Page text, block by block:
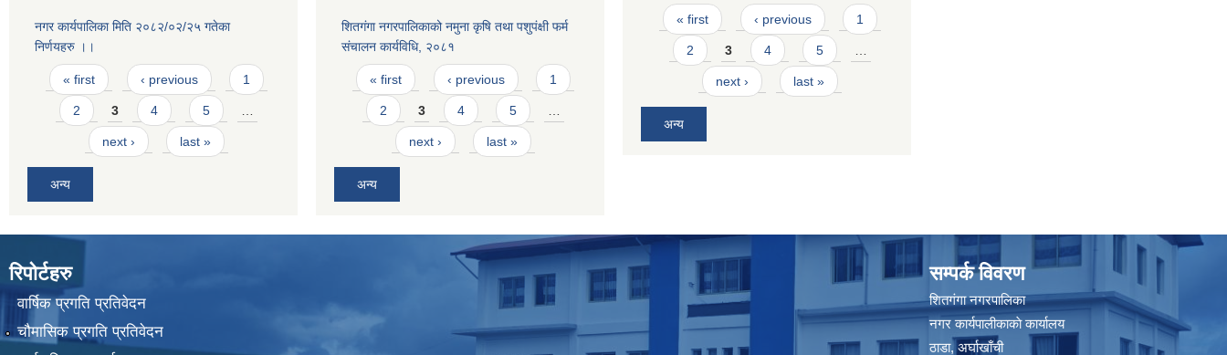
नगर कार्यपालिका मिति २०८२/०२/२५ गतेका
निर्णयहरु ।।
Pages
« first ‹ previous 1
2 3 4 5
next › last »
अन्य
शितगंगा नगरपालिकाको नमुना कृषि तथा पशुपंक्षी फर्म
संचालन कार्यविधि, २०८१
Pages
« first ‹ previous 1
2 3 4 5
next › last »
अन्य
Pages
« first ‹ previous 1
2 3 4 5
next › last »
अन्य
रिपोर्टहरु
वार्षिक प्रगति प्रतिवेदन
चौमासिक प्रगति प्रतिवेदन
सम्पर्क विवरण
शितगंगा नगरपालिका
नगर कार्यपालीकाकाे कार्यालय
ठाडा, अर्घाखाँची